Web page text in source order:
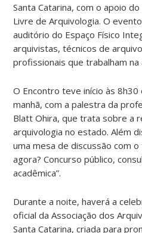
Santa Catarina, com o apoio
Livre de Arquivologia. O
auditório do Espaço Físico
arquivistas, técnicos de
profissionais que trabalham na
O Encontro teve início às
manhã, com a palestra da
Blatt Ohira, que trata sobre a
arquivologia no estado. Além
uma mesa de discussão com
agora? Concurso público,
acadêmica”.
Durante a noite, haverá a
oficial da Associação dos
Santa Catarina, criada para